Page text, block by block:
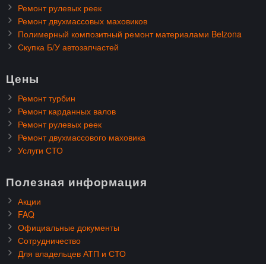
Ремонт рулевых реек
Ремонт двухмассовых маховиков
Полимерный композитный ремонт материалами Belzona
Скупка Б/У автозапчастей
Цены
Ремонт турбин
Ремонт карданных валов
Ремонт рулевых реек
Ремонт двухмассового маховика
Услуги СТО
Полезная информация
Акции
FAQ
Официальные документы
Сотрудничество
Для владельцев АТП и СТО